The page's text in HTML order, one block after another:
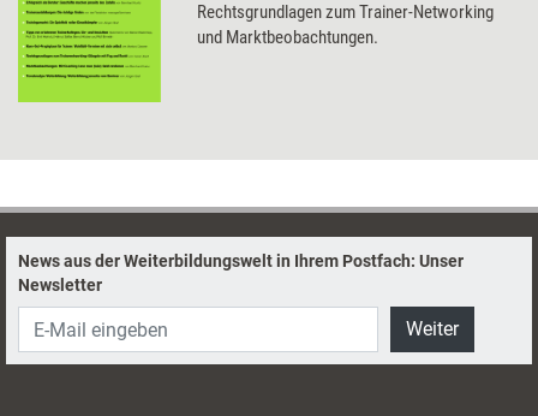
Rechtsgrundlagen zum Trainer-Networking
und Marktbeobachtungen.
News aus der Weiterbildungswelt in Ihrem Postfach: Unser
Newsletter
Weiter